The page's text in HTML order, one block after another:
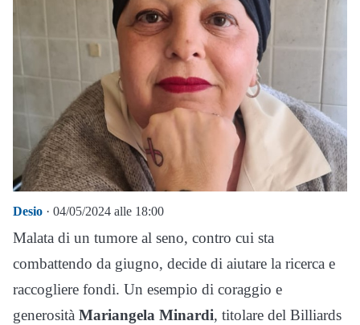
Desio · 04/05/2024 alle 18:00
Malata di un tumore al seno, contro cui sta
combattendo da giugno, decide di aiutare la ricerca e
raccogliere fondi. Un esempio di coraggio e
generosità Mariangela Minardi, titolare del Billiards